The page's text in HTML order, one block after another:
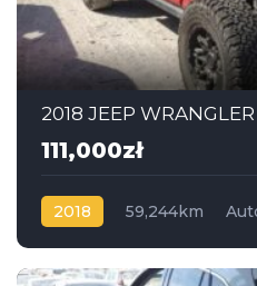
2018 JEEP
111,000zł
2018 59,244km